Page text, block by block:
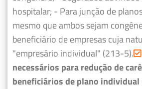
hospitalar; - Para junção de
mesmo que ambos sejam
beneficiário de empresas cuja
"empresário individual" (213-5).
necessários para redução de
beneficiários de plano individual